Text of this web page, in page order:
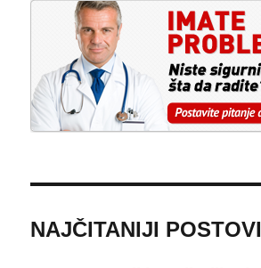
NAJČITANIJI POSTOVI